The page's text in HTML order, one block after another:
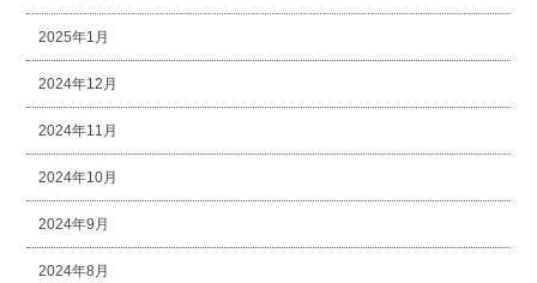
2025年1月
2024年12月
2024年11月
2024年10月
2024年9月
2024年8月